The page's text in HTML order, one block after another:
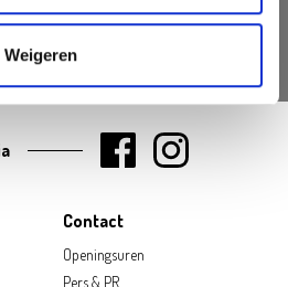
Weigeren
AANMELDEN
Contact
Openingsuren
Pers & PR